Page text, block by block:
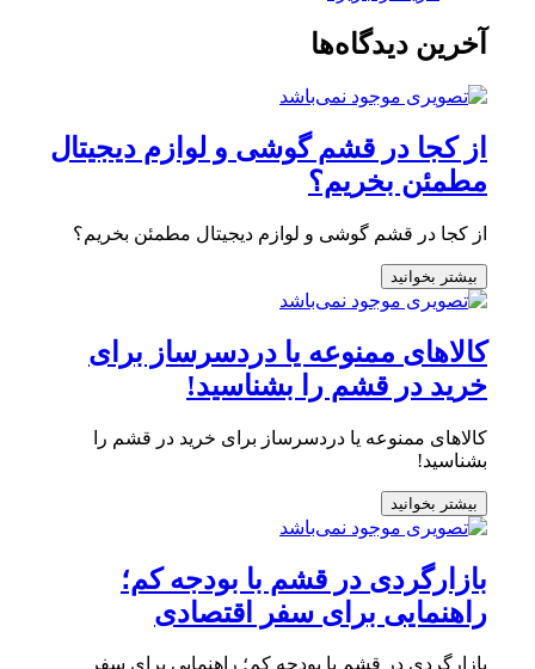
آخرین دیدگاه‌ها
از کجا در قشم گوشی و لوازم دیجیتال
مطمئن بخریم؟
از کجا در قشم گوشی و لوازم دیجیتال مطمئن بخریم؟
بیشتر بخوانید
کالاهای ممنوعه یا دردسرساز برای
خرید در قشم را بشناسید!
کالاهای ممنوعه یا دردسرساز برای خرید در قشم را
بشناسید!
بیشتر بخوانید
بازارگردی در قشم با بودجه کم؛
راهنمایی برای سفر اقتصادی
بازارگردی در قشم با بودجه کم؛ راهنمایی برای سفر